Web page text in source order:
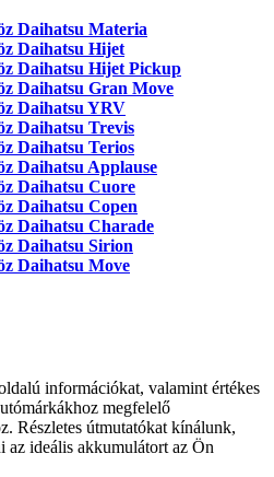
Daihatsu Materia
Daihatsu Hijet
Daihatsu Hijet Pickup
Daihatsu Gran Move
Daihatsu YRV
Daihatsu Trevis
Daihatsu Terios
Daihatsu Applause
Daihatsu Cuore
Daihatsu Copen
Daihatsu Charade
Daihatsu Sirion
Daihatsu Move
információkat, valamint értékes
megfelelő
Részletes útmutatókat kínálunk,
az ideális akkumulátort az Ön